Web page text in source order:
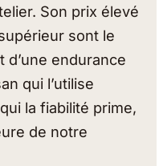
Son prix élevé
sont le
d’une endurance
qui l’utilise
la fiabilité prime,
de notre